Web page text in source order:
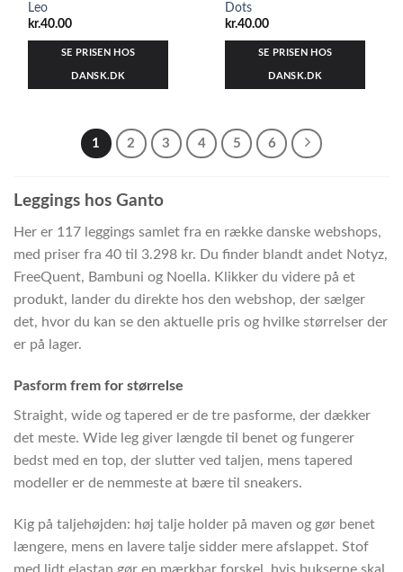
Leo
kr.40.00
SE PRISEN HOS
DANSK.DK
Dots
kr.40.00
SE PRISEN HOS
DANSK.DK
1 2 3 4 5 6
Leggings hos Ganto
Her er 117 leggings samlet fra en række danske webshops,
med priser fra 40 til 3.298 kr. Du finder blandt andet Notyz,
FreeQuent, Bambuni og Noella. Klikker du videre på et
produkt, lander du direkte hos den webshop, der sælger
det, hvor du kan se den aktuelle pris og hvilke størrelser der
er på lager.
Pasform frem for størrelse
Straight, wide og tapered er de tre pasforme, der dækker
det meste. Wide leg giver længde til benet og fungerer
bedst med en top, der slutter ved taljen, mens tapered
modeller er de nemmeste at bære til sneakers.
Kig på taljehøjden: høj talje holder på maven og gør benet
længere, mens en lavere talje sidder mere afslappet. Stof
med lidt elastan gør en mærkbar forskel, hvis bukserne skal